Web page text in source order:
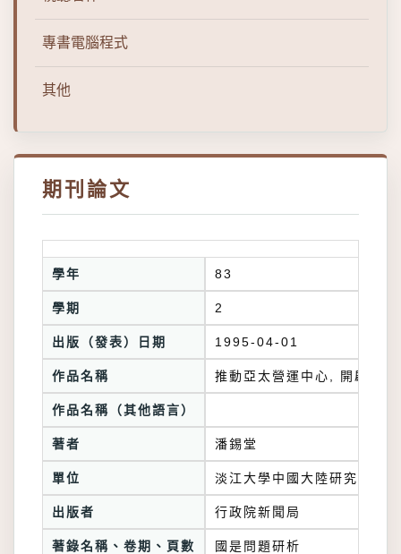
專書電腦程式
其他
期刊論文
學年 83
學期 2
出版（發表）日期 1995-04-01
作品名稱 推動亞太營運中心, 開啟兩岸
作品名稱（其他語言）
著者 潘錫堂
單位 淡江大學中國大陸研究所
出版者 行政院新聞局
著錄名稱、卷期、頁數 國是問題研析